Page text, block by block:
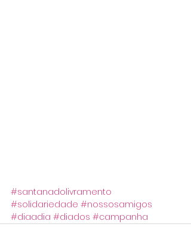
#santanadolivramento
#solidariedade #nossosamigos
#diaadia #diados #campanha